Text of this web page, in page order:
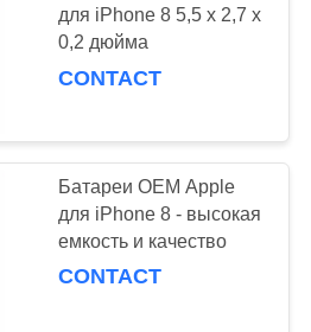
ЖК-
для
для iPhone 8 5,5 x 2,7 x
0,2 дюйма
CONTACT
Батареи OEM Apple
для iPhone 8 - высокая
емкость и качество
CONTACT